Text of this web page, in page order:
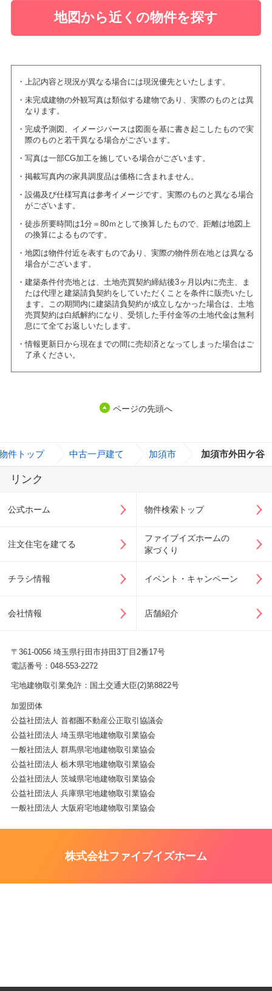
地図から近くの物件を探す
上記内容と現況が異なる場合には現況優先といたします。
未完成建物の外観写真は類似する建物であり、実際のものとは異
なります。
完成予測図、イメージパースは図面を基に書き起こしたもので実
際のものと若干異なる場合がございます。
写真は一部CG加工を施している場合がございます。
掲載写真内の家具調度品は価格に含まれません。
設備及び仕様写真は参考イメージです。実際のものと異なる場合
がございます。
徒歩所要時間は1分＝80ｍとして換算したもので、距離は地図上
の換算によるものです。
地図は物件付近を表すものであり、実際の物件所在地とは異なる
場合がございます。
建築条件付売地とは、土地売買契約締結後3ヶ月以内に売主、ま
たは代理と建築請負契約をしていただくことを条件に販売いたし
ます。この期間内に建築請負契約が成立しなかった場合は、土地
売買契約は白紙解約になり、受領した手付金等の土地代金は無利
息にて全てお返しいたします。
情報更新日から現在までの間に売却済となってしまった場合はご
了承ください。
ページの先頭へ
件トップ 中古一戸建て 加須市 加須市外田ケ谷
リンク
公式ホーム 物件検索トップ
注文住宅を建てる
ファイブイズホームの
家づくり
チラシ情報 イベント・キャンペーン
会社情報 店舗紹介
〒361-0056 埼玉県行田市持田3丁目2番17号
電話番号：048-553-2272
宅地建物取引業免許：国土交通大臣(2)第8822号
加盟団体
公益社団法人 首都圏不動産公正取引協議会
公益社団法人 埼玉県宅地建物取引業協会
一般社団法人 群馬県宅地建物取引業協会
公益社団法人 栃木県宅地建物取引業協会
公益社団法人 茨城県宅地建物取引業協会
公益社団法人 兵庫県宅地建物取引業協会
一般社団法人 大阪府宅地建物取引業協会
株式会社ファイブイズホーム